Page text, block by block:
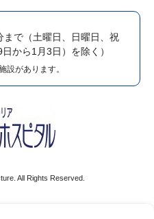
まで （土曜日、日曜日、祝
から1月3日）を除く）
があります。
All Rights Reserved.